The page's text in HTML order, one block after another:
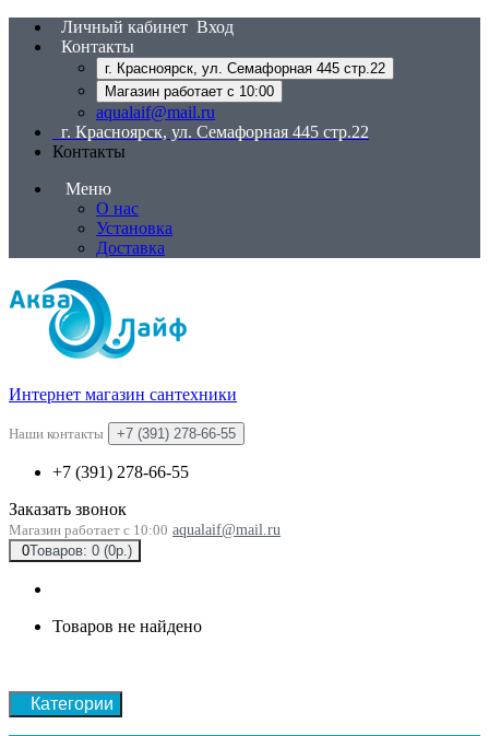
Личный кабинет Вход
Контакты
г. Красноярск, ул. Семафорная 445 стр.22
Магазин работает с 10:00
aqualaif@mail.ru
г. Красноярск, ул. Семафорная 445 стр.22
Контакты
Меню
О нас
Установка
Доставка
Интернет магазин сантехники
Наши контакты +7 (391) 278-66-55
+7 (391) 278-66-55
Заказать звонок
Магазин работает с 10:00 aqualaif@mail.ru
0Товаров: 0 (0р.)
Товаров не найдено
Категории